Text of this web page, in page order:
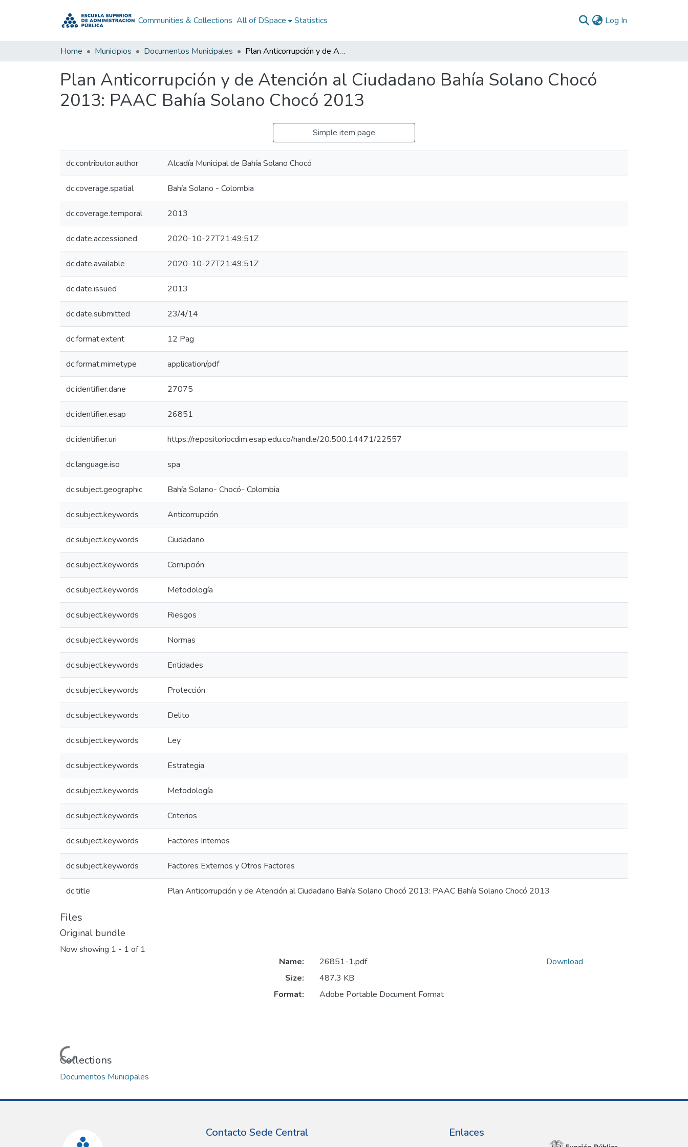
Communities & Collections All of DSpace Statistics Log In
Home Municipios Documentos Municipales Plan Anticorrupción y de Atención al Ciudadano Bahía Solano Chocó 2013: PAAC Bahía Solano Chocó 2013
Plan Anticorrupción y de Atención al Ciudadano Bahía Solano Chocó
2013: PAAC Bahía Solano Chocó 2013
Simple item page
dc.contributor.author Alcadía Municipal de Bahía Solano Chocó
dc.coverage.spatial Bahía Solano - Colombia
dc.coverage.temporal 2013
dc.date.accessioned 2020-10-27T21:49:51Z
dc.date.available 2020-10-27T21:49:51Z
dc.date.issued 2013
dc.date.submitted 23/4/14
dc.format.extent 12 Pag
dc.format.mimetype application/pdf
dc.identifier.dane 27075
dc.identifier.esap 26851
dc.identifier.uri https://repositoriocdim.esap.edu.co/handle/20.500.14471/22557
dc.language.iso spa
dc.subject.geographic Bahía Solano- Chocó- Colombia
dc.subject.keywords Anticorrupción
dc.subject.keywords Ciudadano
dc.subject.keywords Corrupción
dc.subject.keywords Metodología
dc.subject.keywords Riesgos
dc.subject.keywords Normas
dc.subject.keywords Entidades
dc.subject.keywords Protección
dc.subject.keywords Delito
dc.subject.keywords Ley
dc.subject.keywords Estrategia
dc.subject.keywords Metodología
dc.subject.keywords Criterios
dc.subject.keywords Factores Internos
dc.subject.keywords Factores Externos y Otros Factores
dc.title Plan Anticorrupción y de Atención al Ciudadano Bahía Solano Chocó 2013: PAAC Bahía Solano Chocó 2013
Files
Original bundle
Now showing 1 - 1 of 1
Loading...
Name:
26851-1.pdf
Size:
487.3 KB
Format:
Adobe Portable Document Format
Download
Collections
Documentos Municipales
Contacto Sede Central Enlaces